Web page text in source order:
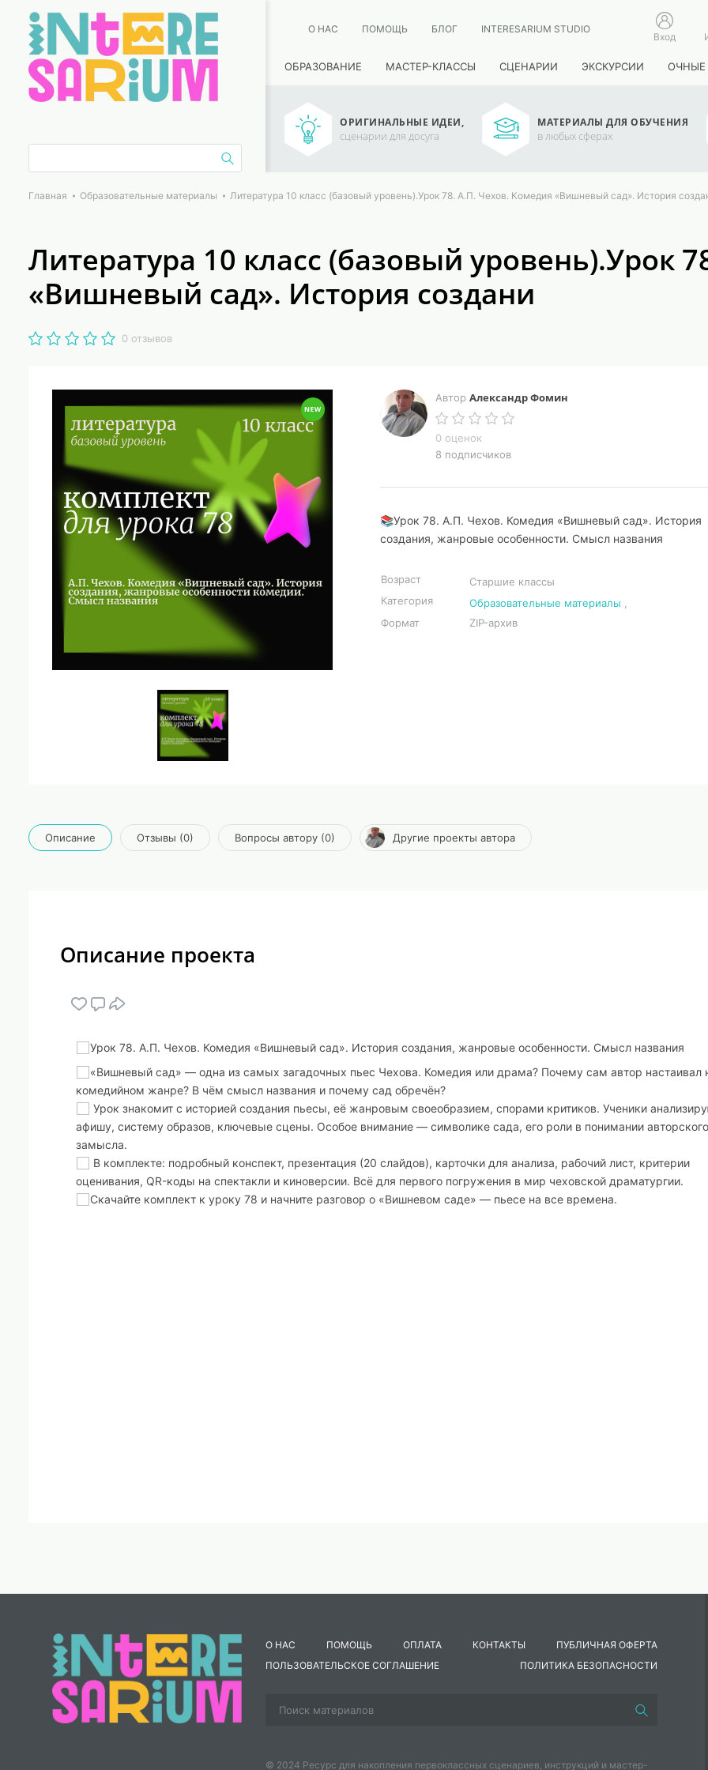
О НАС ПОМОЩЬ БЛОГ INTERESARIUM STUDIO
Вход
ОБРАЗОВАНИЕ МАСТЕР-КЛАССЫ СЦЕНАРИИ ЭКСКУРСИИ ОЧНЫЕ
ОРИГИНАЛЬНЫЕ ИДЕИ,
сценарии для досуга
МАТЕРИАЛЫ ДЛЯ ОБУЧЕНИЯ
в любых сферах
Главная Образовательные материалы Литература 10 класс (базовый уровень).Урок 78. А.П. Чехов. Комедия «Вишневый сад». История
Литература 10 класс (базовый уровень).Урок
«Вишневый сад». История создани
0 отзывов
Автор Александр Фомин
0 оценок
8 подписчиков
📚Урок 78. А.П. Чехов. Комедия «Вишневый сад». История
создания, жанровые особенности. Смысл названия
Возраст
Старшие классы
Категория
Образовательные материалы
Формат
ZIP-архив
Описание Отзывы (0) Вопросы автору (0) Другие проекты автора
Описание проекта
Урок 78. А.П. Чехов. Комедия «Вишневый сад». История создания, жанровые особенности. Смысл названия
«Вишневый сад» — одна из самых загадочных пьес Чехова. Комедия или драма? Почему сам автор настаивал
комедийном жанре? В чём смысл названия и почему сад обречён?
Урок знакомит с историей создания пьесы, её жанровым своеобразием, спорами критиков. Ученики
афишу, систему образов, ключевые сцены. Особое внимание — символике сада, его роли в понимании авторского
замысла.
В комплекте: подробный конспект, презентация (20 слайдов), карточки для анализа, рабочий лист, критерии
оценивания, QR-коды на спектакли и киноверсии. Всё для первого погружения в мир чеховской драматургии.
Скачайте комплект к уроку 78 и начните разговор о «Вишневом саде» — пьесе на все времена.
О НАС ПОМОЩЬ ОПЛАТА КОНТАКТЫ
ПУБЛИЧНАЯ ОФЕРТА
ПОЛЬЗОВАТЕЛЬСКОЕ СОГЛАШЕНИЕ
ПОЛИТИКА БЕЗОПАСНОСТИ
© 2024 Ресурс для накопления первоклассных сценариев, инструкций и мастер-